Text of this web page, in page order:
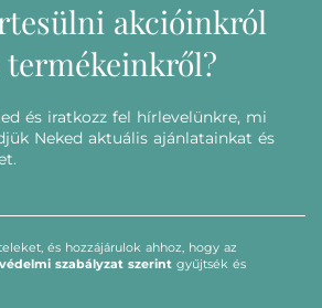
akcióinkról
termékeinkről?
és iratkozz fel hírlevelünkre, mi
Neked aktuális ajánlatainkat és
és hozzájárulok ahhoz, hogy az
szabályzat szerint gyűjtsék és